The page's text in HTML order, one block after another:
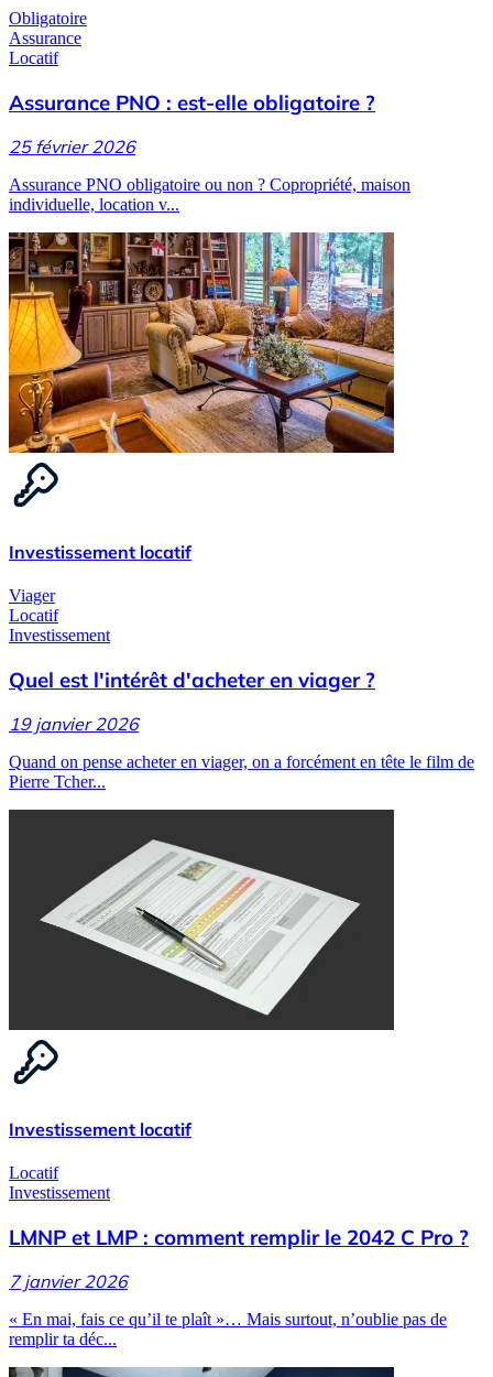
Obligatoire
Assurance
Locatif
Assurance PNO : est-elle obligatoire ?
25 février 2026
Assurance PNO obligatoire ou non ? Copropriété, maison
individuelle, location v...
Investissement locatif
Viager
Locatif
Investissement
Quel est l'intérêt d'acheter en viager ?
19 janvier 2026
Quand on pense acheter en viager, on a forcément en tête le film de
Pierre Tcher...
Investissement locatif
Locatif
Investissement
LMNP et LMP : comment remplir le 2042 C Pro ?
7 janvier 2026
« En mai, fais ce qu’il te plaît »… Mais surtout, n’oublie pas de
remplir ta déc...